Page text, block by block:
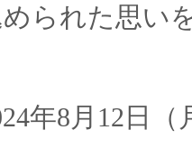
られた思い
年8月12日